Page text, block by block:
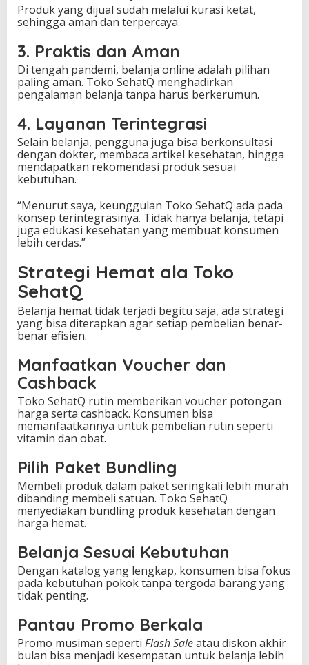
Produk yang dijual sudah melalui kurasi ketat,
sehingga aman dan terpercaya.
3. Praktis dan Aman
Di tengah pandemi, belanja online adalah pilihan
paling aman. Toko SehatQ menghadirkan
pengalaman belanja tanpa harus berkerumun.
4. Layanan Terintegrasi
Selain belanja, pengguna juga bisa berkonsultasi
dengan dokter, membaca artikel kesehatan, hingga
mendapatkan rekomendasi produk sesuai
kebutuhan.
“Menurut saya, keunggulan Toko SehatQ ada pada
konsep terintegrasinya. Tidak hanya belanja, tetapi
juga edukasi kesehatan yang membuat konsumen
lebih cerdas.”
Strategi Hemat ala Toko
SehatQ
Belanja hemat tidak terjadi begitu saja, ada strategi
yang bisa diterapkan agar setiap pembelian benar-
benar efisien.
Manfaatkan Voucher dan
Cashback
Toko SehatQ rutin memberikan voucher potongan
harga serta cashback. Konsumen bisa
memanfaatkannya untuk pembelian rutin seperti
vitamin dan obat.
Pilih Paket Bundling
Membeli produk dalam paket seringkali lebih murah
dibanding membeli satuan. Toko SehatQ
menyediakan bundling produk kesehatan dengan
harga hemat.
Belanja Sesuai Kebutuhan
Dengan katalog yang lengkap, konsumen bisa fokus
pada kebutuhan pokok tanpa tergoda barang yang
tidak penting.
Pantau Promo Berkala
Promo musiman seperti Flash Saleatau diskon akhir
bulan bisa menjadi kesempatan untuk belanja lebih